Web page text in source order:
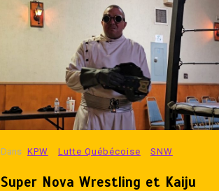
Dans KPW Lutte Québécoise SNW
Super Nova Wrestling et Kaiju